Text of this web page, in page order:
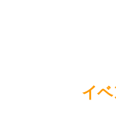
イ